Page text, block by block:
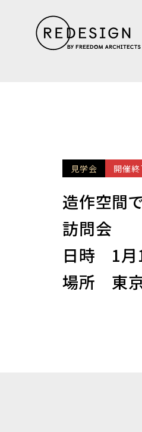
見学会 開催終
造作空間
訪問会
日時 1月
場所 東